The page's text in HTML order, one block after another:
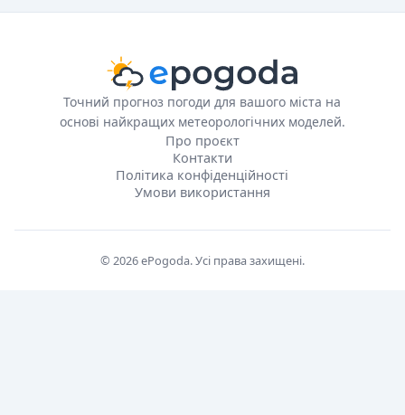
Точний прогноз погоди для вашого міста на
основі найкращих метеорологічних моделей.
Про проєкт
Контакти
Політика конфіденційності
Умови використання
© 2026 ePogoda. Усі права захищені.